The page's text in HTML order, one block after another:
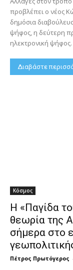
προβλέπει ο νέος
δημόσια
ψήφος, η δεύτερη
ηλεκτρονική ψήφος.
Διαβάστε
Κόσμος
Η «Παγίδα
θεωρία της
σήμερα στο
Πέτρος Πρωτόγερος -